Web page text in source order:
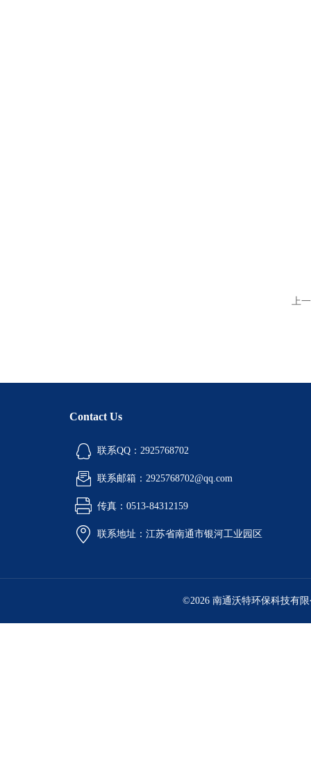
上
Contact Us
联系QQ：2925768702
联系邮箱：2925768702@qq.com
传真：0513-84312159
联系地址：江苏省南通市银河工业园区
©2026 南通沃特环保科技有